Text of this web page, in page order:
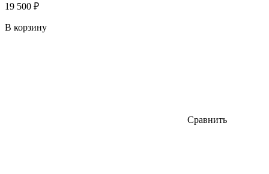
19 500 ₽
В корзину
Сравнить